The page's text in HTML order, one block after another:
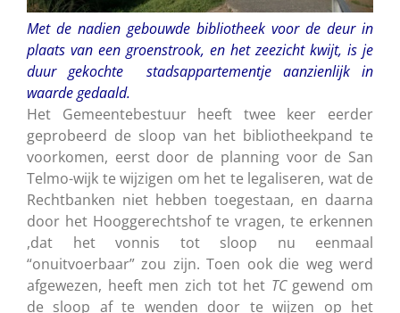
Met de nadien gebouwde bibliotheek voor de deur in
plaats van een groenstrook, en het zeezicht kwijt, is je
duur gekochte stadsappartementje aanzienlijk in
waarde gedaald.
Het Gemeentebestuur heeft twee keer eerder
geprobeerd de sloop van het bibliotheekpand te
voorkomen, eerst door de planning voor de San
Telmo-wijk te wijzigen om het te legaliseren, wat de
Rechtbanken niet hebben toegestaan, en daarna
door het Hooggerechtshof te vragen, te erkennen
,dat het vonnis tot sloop nu eenmaal
“onuitvoerbaar” zou zijn. Toen ook die weg werd
afgewezen, heeft men zich tot het TCgewend om
de sloop af te wenden door te wijzen op het